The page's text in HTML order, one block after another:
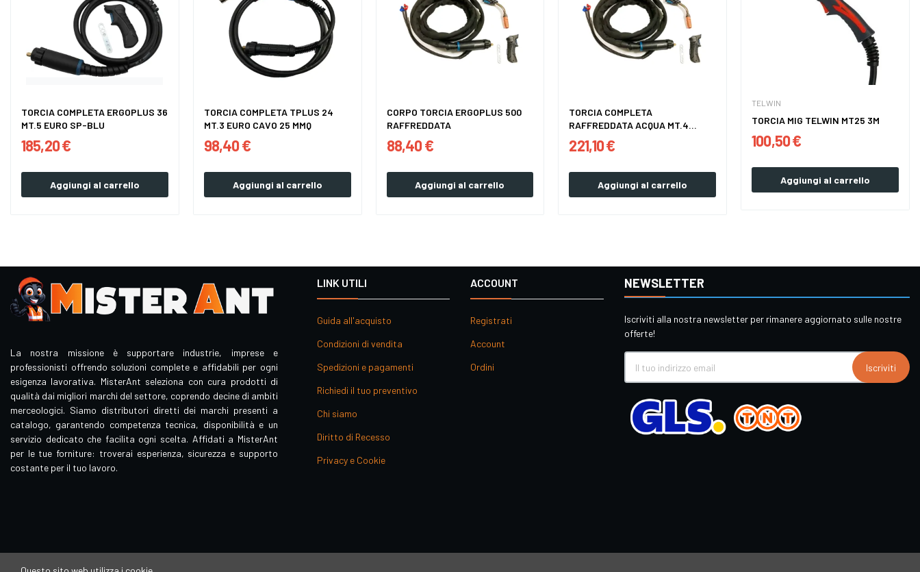
TORCIA COMPLETA ERGOPLUS 36
MT.5 EURO SP-BLU
185,20 €
Aggiungi al carrello
TORCIA COMPLETA TPLUS 24
MT.3 EURO CAVO 25 MMQ
98,40 €
Aggiungi al carrello
CORPO TORCIA ERGOPLUS 500
RAFFREDDATA
88,40 €
Aggiungi al carrello
TORCIA COMPLETA
RAFFREDDATA ACQUA MT.4
ERGOPLUS...
221,10 €
Aggiungi al carrello
TELWIN
TORCIA MIG TELWIN MT25 3M
100,50 €
Aggiungi al carrello
La nostra missione è supportare industrie, imprese e
professionisti offrendo soluzioni complete e affidabili per ogni
esigenza lavorativa. MisterAnt seleziona con cura prodotti di
qualità dai migliori marchi del settore, coprendo decine di ambiti
merceologici. Siamo distributori diretti dei marchi presenti a
catalogo, garantendo competenza tecnica, disponibilità e un
servizio dedicato che facilita ogni scelta. Affidati a MisterAnt
per le tue forniture: troverai esperienza, sicurezza e supporto
costante per il tuo lavoro.
LINK UTILI
Guida all'acquisto
Condizioni di vendita
Spedizioni e pagamenti
Richiedi il tuo preventivo
Chi siamo
Diritto di Recesso
Privacy e Cookie
ACCOUNT
Registrati
Account
Ordini
NEWSLETTER
Iscriviti alla nostra newsletter per rimanere aggiornato sulle nostre
offerte!
Iscriviti